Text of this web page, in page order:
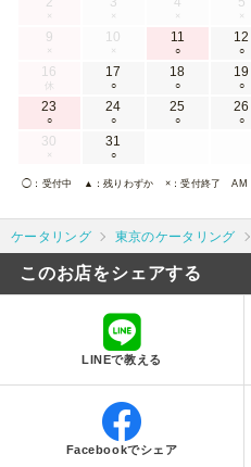
× × × ×
9
×
10
×
11
○
12
○
16
休
17
○
18
○
19
○
23
○
24
○
25
○
26
○
30
×
31
○
◯ ：受付中 ▲ ：残りわずか ×：受付終了 AM
ケータリング 東京のケータリング
このお店をシェアする
LINEで教える
Facebookでシェア